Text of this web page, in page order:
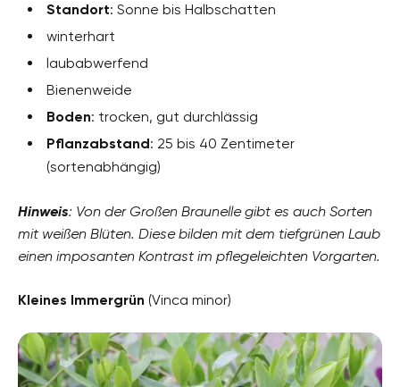
Standort: Sonne bis Halbschatten
winterhart
laubabwerfend
Bienenweide
Boden: trocken, gut durchlässig
Pflanzabstand: 25 bis 40 Zentimeter
(sortenabhängig)
Hinweis: Von der Großen Braunelle gibt es auch Sorten
mit weißen Blüten. Diese bilden mit dem tiefgrünen Laub
einen imposanten Kontrast im pflegeleichten Vorgarten.
Kleines Immergrün (Vinca minor)